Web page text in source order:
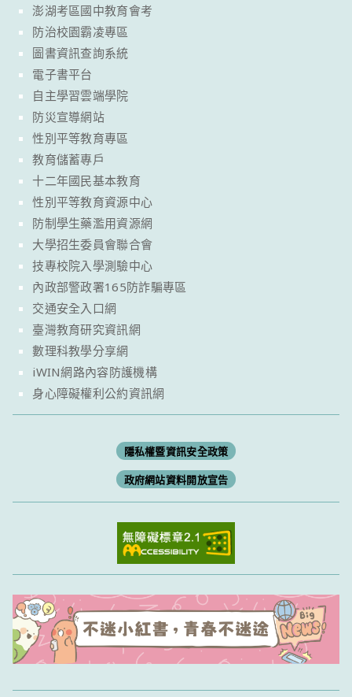
澎湖考區國中教育會考
防治校園霸凌專區
圖書資訊查詢系統
電子書平台
自主學習雲端學院
防災宣導網站
性別平等教育專區
教育儲蓄專戶
十二年國民基本教育
性別平等教育資源中心
防制學生藥濫用資源網
大學招生委員會聯合會
技專校院入學測驗中心
內政部警政署165防詐騙專區
交通安全入口網
臺灣教育研究資訊網
數理科教學分享網
iWIN網路內容防護機構
身心障礙權利公約資訊網
隱私權暨資訊安全政策
政府網站資料開放宣告